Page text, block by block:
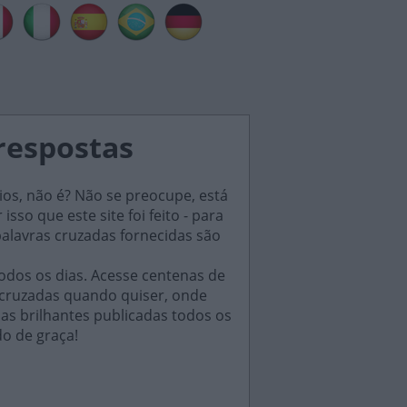
não é? Não se preocupe, está
que este site foi feito - para
cruzadas fornecidas são
os dias. Acesse centenas de
quando quiser, onde
brilhantes publicadas todos os
de graça!